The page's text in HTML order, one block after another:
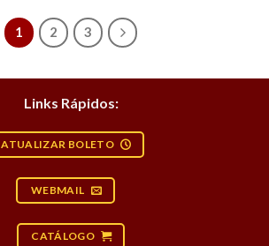
1 2 3
Links Rápidos:
ATUALIZAR BOLETO
WEBMAIL
CATÁLOGO